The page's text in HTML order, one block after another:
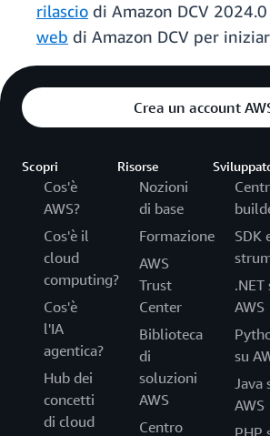
rilascio di Amazon DCV
web di Amazon DCV per
Crea un account
Scopri
Cos'è
AWS?
Cos'è il
cloud
computing?
Cos'è
l'IA
agentica?
Hub dei
concetti
di cloud
Risorse
Nozioni
di base
Formazione
AWS
Trust
Center
Biblioteca
di
soluzioni
AWS
Centro
SDK
.NET
AWS
su
Java
AWS